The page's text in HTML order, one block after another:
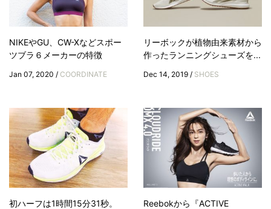
NIKEやGU、CW-Xなどスポー
ツブラ６メーカーの特徴
Jan 07, 2020 / COORDINATE
リーボックが植物由来素材から
作ったランニングシューズを...
Dec 14, 2019 / SHOES
初ハーフは1時間15分31秒。
Reebokから『ACTIVE